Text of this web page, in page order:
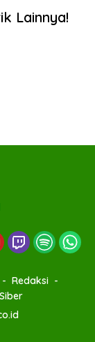
Lainnya!
Redaksi